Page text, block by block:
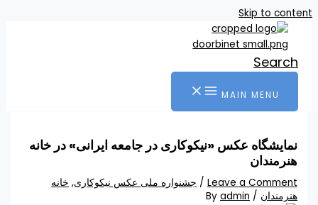
Skip to content
Search
MAIN MENU
نمایشگاه عکس «نیکوکاری در جامعه ایرانی» در خانه
هنرمندان
Leave a Comment
/ جشنواره ملی عکس نیکوکاری, خانه
هنرمندان / By
admin